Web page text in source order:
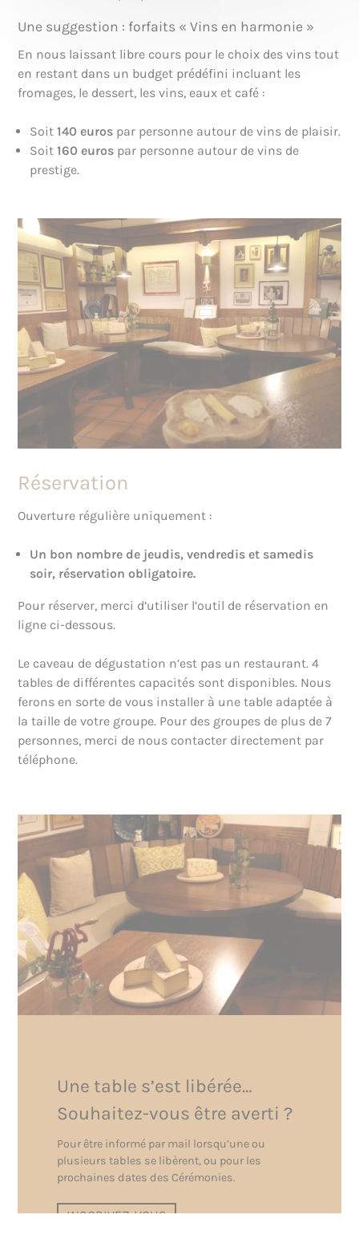
Une suggestion : forfaits « Vins en harmonie »
En nous laissant libre cours pour le choix des vins tout
en restant dans un budget prédéfini incluant les
fromages, le dessert, les vins, eaux et café :
Soit140 euros par personne autour de vins de plaisir.
Soit160 euros par personne autour de vins de
prestige.
Réservation
Ouverture régulière uniquement :
Un bon nombre de jeudis, vendredis et samedis
soir, réservation obligatoire.
Pour réserver, merci d’utiliser l’outil de réservation en
ligne ci-dessous.
Le caveau de dégustation n’est pas un restaurant. 4
tables de différentes capacités sont disponibles. Nous
ferons en sorte de vous installer à une table adaptée à
la taille de votre groupe. Pour des groupes de plus de 7
personnes, merci de nous contacter directement par
téléphone.
Une table s’est libérée…
Souhaitez-vous être averti ?
Pour être informé par mail lorsqu’une ou
plusieurs tables se libèrent, ou pour les
prochaines dates des Cérémonies.
INSCRIVEZ-VOUS